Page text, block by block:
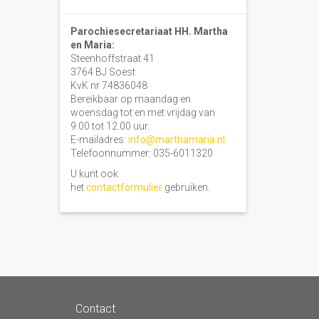
Parochiesecretariaat HH. Martha
en Maria:
Steenhoffstraat 41
3764 BJ Soest
KvK nr 74836048
Bereikbaar op maandag en
woensdag tot en met vrijdag van
9.00 tot 12.00 uur.
E-mailadres: info@marthamaria.nl
Telefoonnummer: 035-6011320
U kunt ook
hetcontactformuliergebruiken.
Contact